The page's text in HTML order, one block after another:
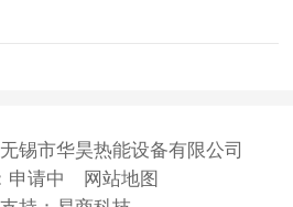
锡市华昊热能设备有限公司
申请中
网站地图